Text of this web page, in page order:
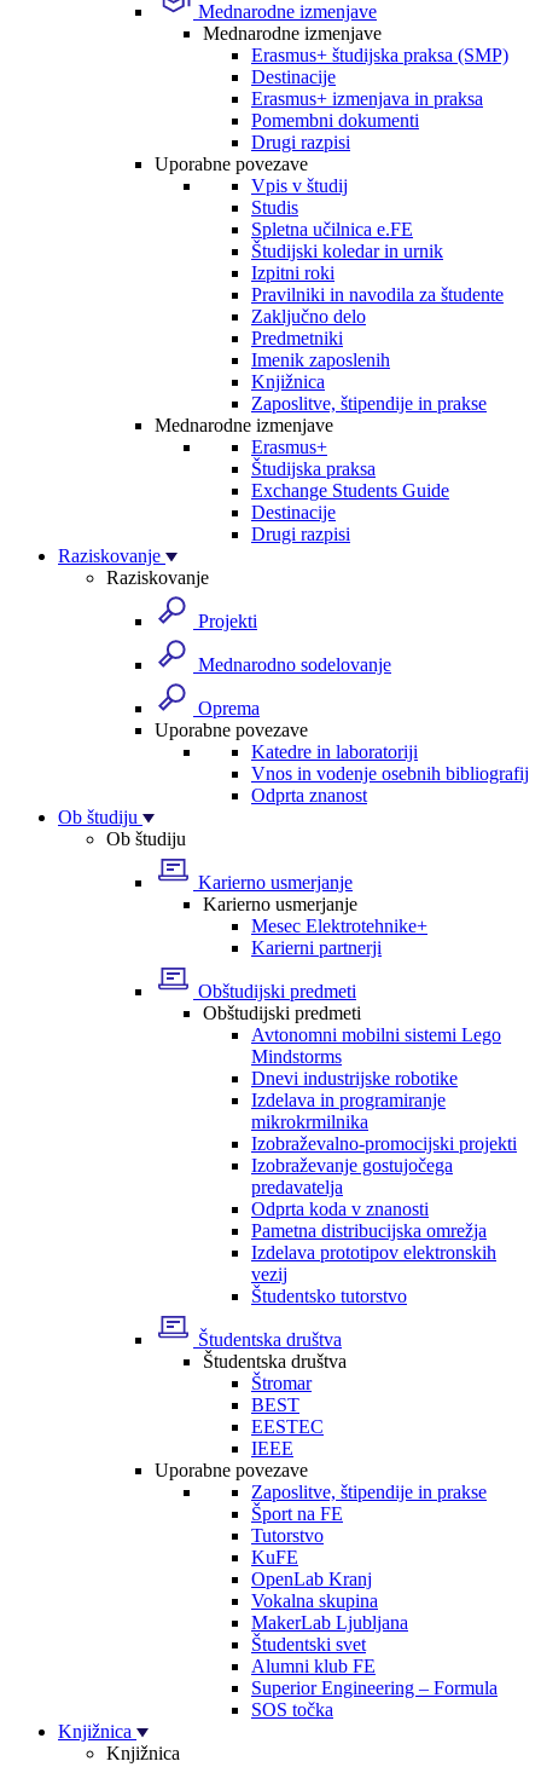
Mednarodne izmenjave
Mednarodne izmenjave
Erasmus+ študijska praksa (SMP)
Destinacije
Erasmus+ izmenjava in praksa
Pomembni dokumenti
Drugi razpisi
Uporabne povezave
Vpis v študij
Studis
Spletna učilnica e.FE
Študijski koledar in urnik
Izpitni roki
Pravilniki in navodila za študente
Zaključno delo
Predmetniki
Imenik zaposlenih
Knjižnica
Zaposlitve, štipendije in prakse
Mednarodne izmenjave
Erasmus+
Študijska praksa
Exchange Students Guide
Destinacije
Drugi razpisi
Raziskovanje
Raziskovanje
Projekti
Mednarodno sodelovanje
Oprema
Uporabne povezave
Katedre in laboratoriji
Vnos in vodenje osebnih bibliografij
Odprta znanost
Ob študiju
Ob študiju
Karierno usmerjanje
Karierno usmerjanje
Mesec Elektrotehnike+
Karierni partnerji
Obštudijski predmeti
Obštudijski predmeti
Avtonomni mobilni sistemi Lego
Mindstorms
Dnevi industrijske robotike
Izdelava in programiranje
mikrokrmilnika
Izobraževalno-promocijski projekti
Izobraževanje gostujočega
predavatelja
Odprta koda v znanosti
Pametna distribucijska omrežja
Izdelava prototipov elektronskih
vezij
Študentsko tutorstvo
Študentska društva
Študentska društva
Štromar
BEST
EESTEC
IEEE
Uporabne povezave
Zaposlitve, štipendije in prakse
Šport na FE
Tutorstvo
KuFE
OpenLab Kranj
Vokalna skupina
MakerLab Ljubljana
Študentski svet
Alumni klub FE
Superior Engineering – Formula
SOS točka
Knjižnica
Knjižnica